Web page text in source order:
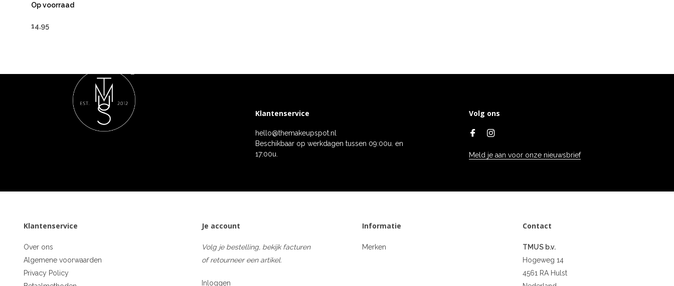
Op voorraad
14,95
Klantenservice
hello@themakeupspot.nl
Beschikbaar op werkdagen tussen 09:00u. en
17:00u.
Volg ons
Meld je aan voor onze nieuwsbrief
Klantenservice
Over ons
Algemene voorwaarden
Privacy Policy
Je account
Volg je bestelling, bekijk facturen
of retourneer een artikel.
Inloggen
Informatie
Merken
Contact
TMUS b.v.
Hogeweg 14
4561 RA Hulst